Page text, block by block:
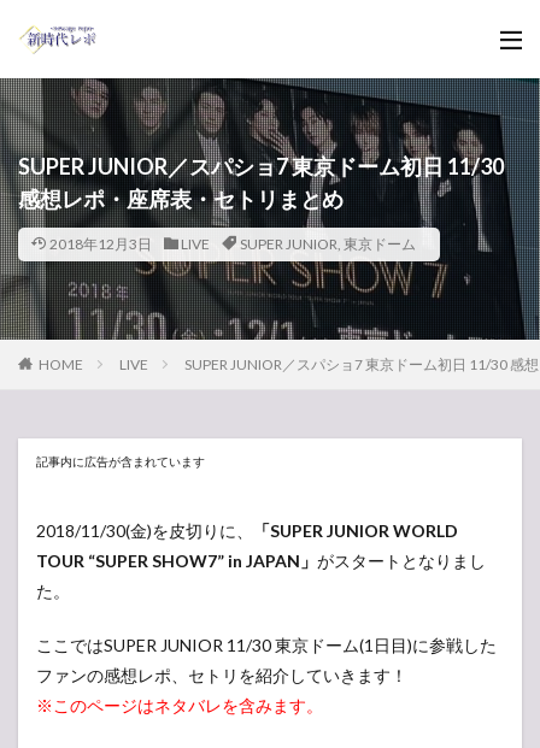
SUPER JUNIOR／スパショ7 東京ドーム初日 11/30
感想レポ・座席表・セトリまとめ
2018年12月3日 LIVE SUPER JUNIOR, 東京ドーム
HOME LIVE SUPER JUNIOR／スパショ7 東京ドーム初日 11/30 感
記事内に広告が含まれています
2018/11/30(金)を皮切りに、
「SUPER JUNIOR WORLD
TOUR “SUPER SHOW7” in JAPAN」 がスタートとなりまし
た。
ここではSUPER JUNIOR 11/30 東京ドーム(1日目)に参戦した
ファンの感想レポ、セトリを紹介していきます！
※このページはネタバレを含みます。